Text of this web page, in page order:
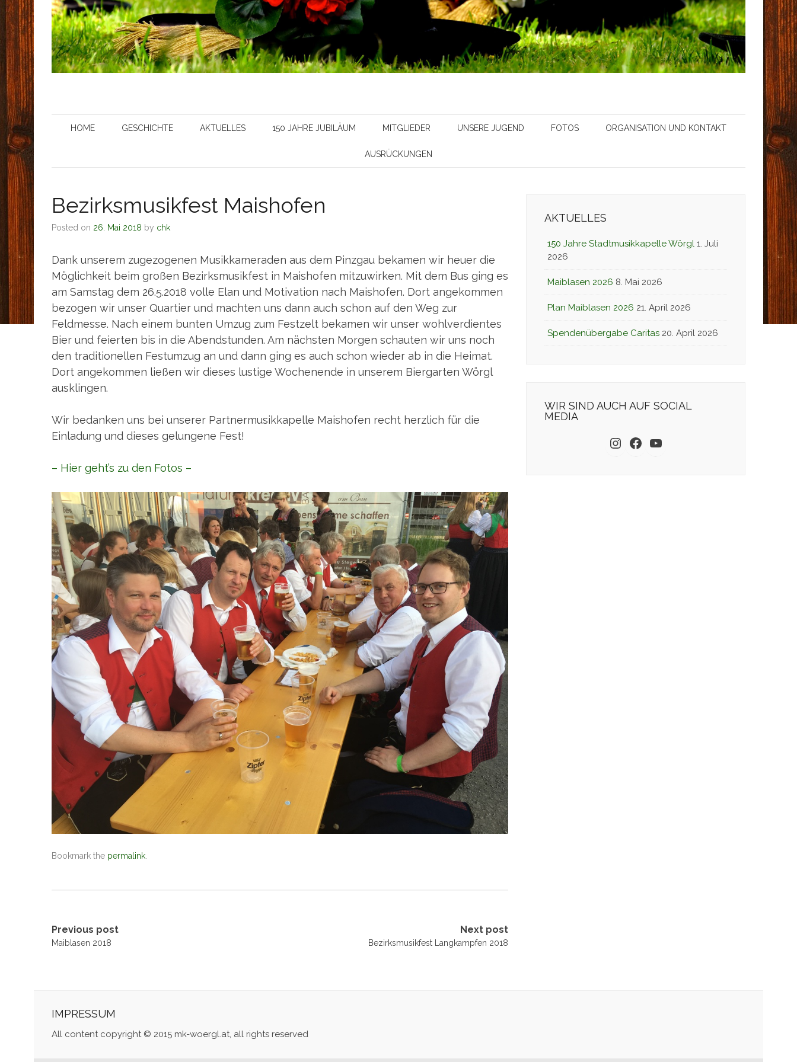
HOME GESCHICHTE AKTUELLES 150 JAHRE JUBILÄUM MITGLIEDER UNSERE JUGEND FOTOS ORGANISATION UND KONTAKT
AUSRÜCKUNGEN
Bezirksmusikfest Maishofen
Posted on 26. Mai 2018 by chk
Dank unserem zugezogenen Musikkameraden aus dem Pinzgau bekamen wir heuer die
Möglichkeit beim großen Bezirksmusikfest in Maishofen mitzuwirken. Mit dem Bus ging es
am Samstag dem 26.5.2018 volle Elan und Motivation nach Maishofen. Dort angekommen
bezogen wir unser Quartier und machten uns dann auch schon auf den Weg zur
Feldmesse. Nach einem bunten Umzug zum Festzelt bekamen wir unser wohlverdientes
Bier und feierten bis in die Abendstunden. Am nächsten Morgen schauten wir uns noch
den traditionellen Festumzug an und dann ging es auch schon wieder ab in die Heimat.
Dort angekommen ließen wir dieses lustige Wochenende in unserem Biergarten Wörgl
ausklingen.
Wir bedanken uns bei unserer Partnermusikkapelle Maishofen recht herzlich für die
Einladung und dieses gelungene Fest!
– Hier geht’s zu den Fotos –
Bookmark the permalink
Post
navigation
Previous post
Maiblasen 2018
Next post
Bezirksmusikfest Langkampfen 2018
AKTUELLES
150 Jahre Stadtmusikkapelle Wörgl 1. Juli
2026
Maiblasen 2026 8. Mai 2026
Plan Maiblasen 2026 21. April 2026
Spendenübergabe Caritas 20. April 2026
WIR SIND AUCH AUF SOCIAL
MEDIA
Instagram Facebook YouTube
IMPRESSUM
All content copyright © 2015 mk-woergl.at, all rights reserved